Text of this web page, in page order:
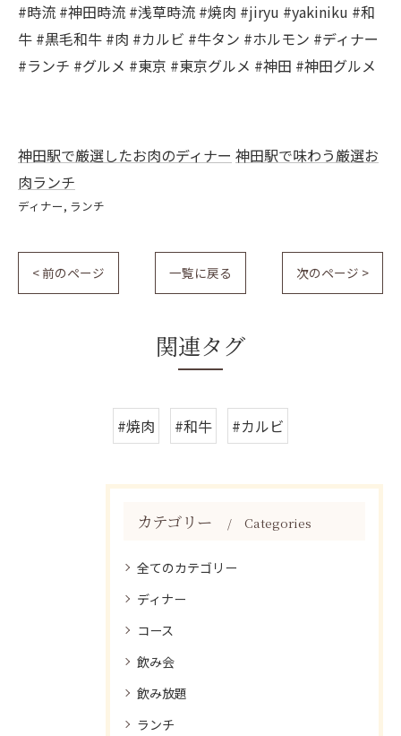
#時流 #神田時流 #浅草時流 #焼肉 #jiryu #yakiniku #和
牛 #黒毛和牛 #肉 #カルビ #牛タン #ホルモン #ディナー
#ランチ #グルメ #東京 #東京グルメ #神田 #神田グルメ
神田駅で厳選したお肉のディナー 神田駅で味わう厳選お
肉ランチ
ディナー ランチ
< 前のページ 一覧に戻る 次のページ >
関連タグ
#焼肉 #和牛 #カルビ
カテゴリー Categories
全てのカテゴリー
ディナー
コース
飲み会
飲み放題
ランチ